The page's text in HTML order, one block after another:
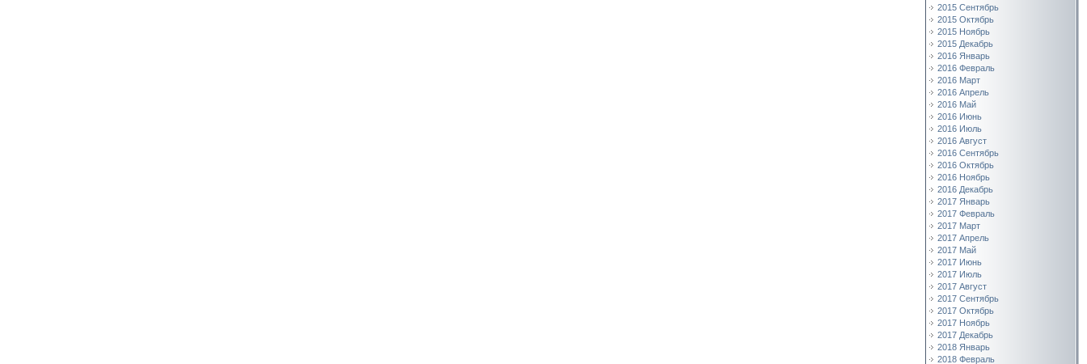
2015 Сентябрь
2015 Октябрь
2015 Ноябрь
2015 Декабрь
2016 Январь
2016 Февраль
2016 Март
2016 Апрель
2016 Май
2016 Июнь
2016 Июль
2016 Август
2016 Сентябрь
2016 Октябрь
2016 Ноябрь
2016 Декабрь
2017 Январь
2017 Февраль
2017 Март
2017 Апрель
2017 Май
2017 Июнь
2017 Июль
2017 Август
2017 Сентябрь
2017 Октябрь
2017 Ноябрь
2017 Декабрь
2018 Январь
2018 Февраль